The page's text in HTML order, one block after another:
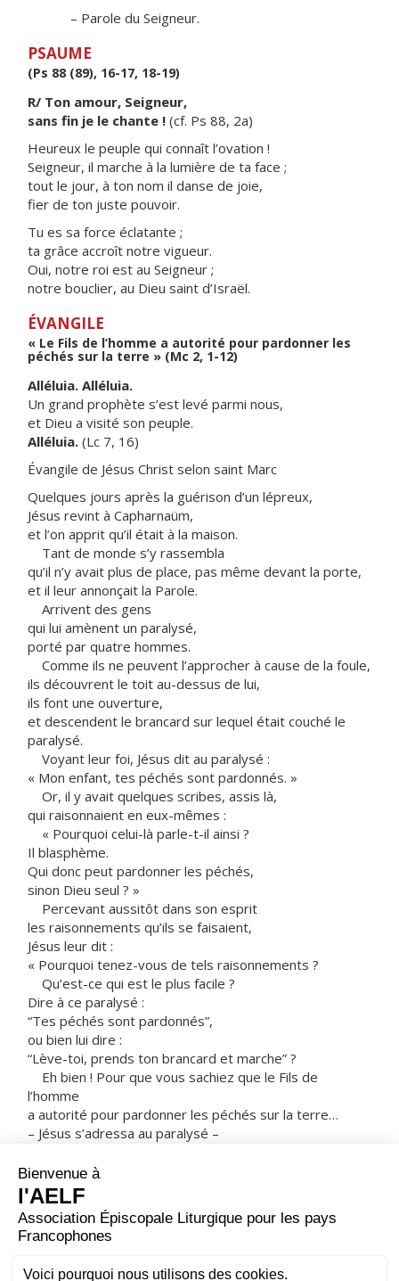
– Parole du Seigneur.
PSAUME
(Ps 88 (89), 16-17, 18-19)
R/ Ton amour, Seigneur,
sans fin je le chante ! (cf. Ps 88, 2a)
Heureux le peuple qui connaît l’ovation !
Seigneur, il marche à la lumière de ta face ;
tout le jour, à ton nom il danse de joie,
fier de ton juste pouvoir.
Tu es sa force éclatante ;
ta grâce accroît notre vigueur.
Oui, notre roi est au Seigneur ;
notre bouclier, au Dieu saint d’Israël.
ÉVANGILE
« Le Fils de l’homme a autorité pour pardonner les
péchés sur la terre » (Mc 2, 1-12)
Alléluia. Alléluia.
Un grand prophète s’est levé parmi nous,
et Dieu a visité son peuple.
Alléluia. (Lc 7, 16)
Évangile de Jésus Christ selon saint Marc
Quelques jours après la guérison d’un lépreux,
Jésus revint à Capharnaüm,
et l’on apprit qu’il était à la maison.
Tant de monde s’y rassembla
qu’il n’y avait plus de place, pas même devant la porte,
et il leur annonçait la Parole.
Arrivent des gens
qui lui amènent un paralysé,
porté par quatre hommes.
Comme ils ne peuvent l’approcher à cause de la foule,
ils découvrent le toit au-dessus de lui,
ils font une ouverture,
et descendent le brancard sur lequel était couché le
paralysé.
Voyant leur foi, Jésus dit au paralysé :
« Mon enfant, tes péchés sont pardonnés. »
Or, il y avait quelques scribes, assis là,
qui raisonnaient en eux-mêmes :
« Pourquoi celui-là parle-t-il ainsi ?
Il blasphème.
Qui donc peut pardonner les péchés,
sinon Dieu seul ? »
Percevant aussitôt dans son esprit
les raisonnements qu’ils se faisaient,
Jésus leur dit :
« Pourquoi tenez-vous de tels raisonnements ?
Qu’est-ce qui est le plus facile ?
Dire à ce paralysé :
“Tes péchés sont pardonnés”,
ou bien lui dire :
“Lève-toi, prends ton brancard et marche” ?
Eh bien ! Pour que vous sachiez que le Fils de
l’homme
a autorité pour pardonner les péchés sur la terre…
– Jésus s’adressa au paralysé –
prends ton brancard, et rentre dans ta maison. »
Il se leva, prit aussitôt son brancard,
et sortit devant tout le monde.
Tous étaient frappés de stupeur
et rendaient gloire à Dieu, en disant :
« Nous n’avons jamais rien vu de pareil. »